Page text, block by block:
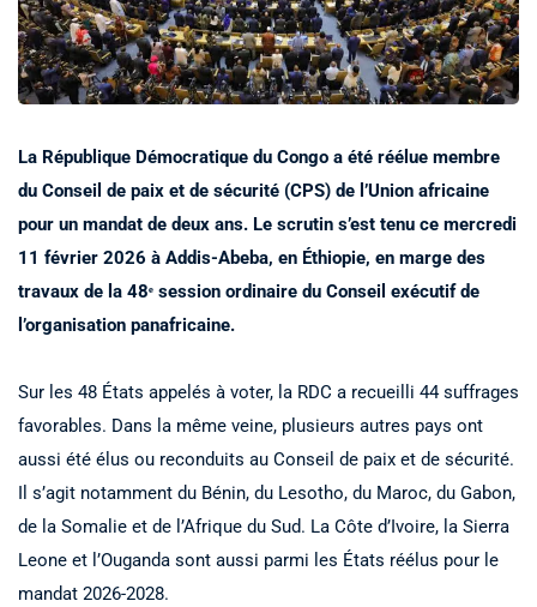
La République Démocratique du Congo a été réélue membre
du Conseil de paix et de sécurité (CPS) de l’Union africaine
pour un mandat de deux ans. Le scrutin s’est tenu ce mercredi
11 février 2026 à Addis-Abeba, en Éthiopie, en marge des
travaux de la 48ᵉ session ordinaire du Conseil exécutif de
l’organisation panafricaine.
Sur les 48 États appelés à voter, la RDC a recueilli 44 suffrages
favorables. Dans la même veine, plusieurs autres pays ont
aussi été élus ou reconduits au Conseil de paix et de sécurité.
Il s’agit notamment du Bénin, du Lesotho, du Maroc, du Gabon,
de la Somalie et de l’Afrique du Sud. La Côte d’Ivoire, la Sierra
Leone et l’Ouganda sont aussi parmi les États réélus pour le
mandat 2026-2028.